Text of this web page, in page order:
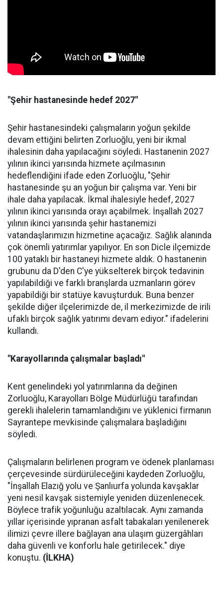
"Şehir hastanesinde hedef 2027"
Şehir hastanesindeki çalışmaların yoğun şekilde
devam ettiğini belirten Zorluoğlu, yeni bir ikmal
ihalesinin daha yapılacağını söyledi. Hastanenin 2027
yılının ikinci yarısında hizmete açılmasının
hedeflendiğini ifade eden Zorluoğlu, "Şehir
hastanesinde şu an yoğun bir çalışma var. Yeni bir
ihale daha yapılacak. İkmal ihalesiyle hedef, 2027
yılının ikinci yarısında orayı açabilmek. İnşallah 2027
yılının ikinci yarısında şehir hastanemizi
vatandaşlarımızın hizmetine açacağız. Sağlık alanında
çok önemli yatırımlar yapılıyor. En son Dicle ilçemizde
100 yataklı bir hastaneyi hizmete aldık. O hastanenin
grubunu da D'den C'ye yükselterek birçok tedavinin
yapılabildiği ve farklı branşlarda uzmanların görev
yapabildiği bir statüye kavuşturduk. Buna benzer
şekilde diğer ilçelerimizde de, il merkezimizde de irili
ufaklı birçok sağlık yatırımı devam ediyor." ifadelerini
kullandı.
"Karayollarında çalışmalar başladı"
Kent genelindeki yol yatırımlarına da değinen
Zorluoğlu, Karayolları Bölge Müdürlüğü tarafından
gerekli ihalelerin tamamlandığını ve yüklenici firmanın
Sayrantepe mevkisinde çalışmalara başladığını
söyledi.
Çalışmaların belirlenen program ve ödenek planlaması
çerçevesinde sürdürüleceğini kaydeden Zorluoğlu,
"İnşallah Elazığ yolu ve Şanlıurfa yolunda kavşaklar
yeni nesil kavşak sistemiyle yeniden düzenlenecek.
Böylece trafik yoğunluğu azaltılacak. Aynı zamanda
yıllar içerisinde yıpranan asfalt tabakaları yenilenerek
ilimizi çevre illere bağlayan ana ulaşım güzergâhları
daha güvenli ve konforlu hale getirilecek." diye
konuştu. (İLKHA)